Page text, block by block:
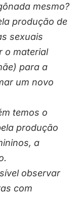
mesmo?
produção de
sexuais
o material
para a
um novo
temos o
produção
a
observar
com